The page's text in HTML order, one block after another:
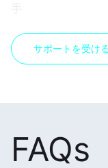
手
サポートを受け
FAQs